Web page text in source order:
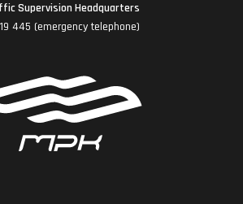
Supervision Headquarters
445 (emergency telephone)